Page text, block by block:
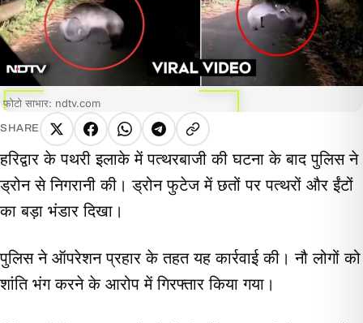
फोटो साभार: ndtv.com
SHARE
X FacebookWhatsApp
Telegram
Copy
link
हरिद्वार के पथरी इलाके में पत्थरबाजी की घटना के बाद पुलिस ने
ड्रोन से निगरानी की। ड्रोन फुटेज में छतों पर पत्थरों और ईंटों
का बड़ा भंडार दिखा।
पुलिस ने ऑपरेशन प्रहार के तहत यह कार्रवाई की। नौ लोगों को
शांति भंग करने के आरोप में गिरफ्तार किया गया।